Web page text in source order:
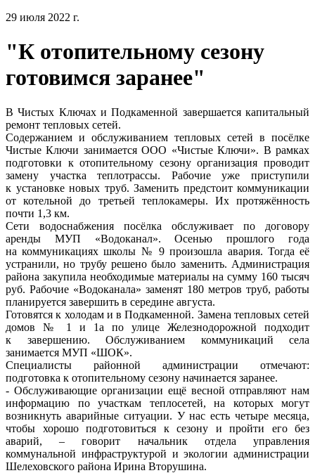
29 июля 2022 г.
"К отопительному сезону
готовимся заранее"
В Чистых Ключах и Подкаменной завершается капитальный
ремонт тепловых сетей.
Содержанием и обслуживанием тепловых сетей в посёлке
Чистые Ключи занимается ООО «Чистые Ключи». В рамках
подготовки к отопительному сезону организация проводит
замену участка теплотрассы. Рабочие уже приступили
к установке новых труб. Заменить предстоит коммуникации
от котельной до третьей теплокамеры. Их протяжённость
почти 1,3 км.
Сети водоснабжения посёлка обслуживает по договору
аренды МУП «Водоканал». Осенью прошлого года
на коммуникациях школы № 9 произошла авария. Тогда её
устранили, но трубу решено было заменить. Администрация
района закупила необходимые материалы на сумму 160 тысяч
руб. Рабочие «Водоканала» заменят 180 метров труб, работы
планируется завершить в середине августа.
Готовятся к холодам и в Подкаменной. Замена тепловых сетей
домов № 1 и 1а по улице Железнодорожной подходит
к завершению. Обслуживанием коммуникаций села
занимается МУП «ШОК».
Специалисты районной администрации отмечают:
подготовка к отопительному сезону начинается заранее.
- Обслуживающие организации ещё весной отправляют нам
информацию по участкам теплосетей, на которых могут
возникнуть аварийные ситуации. У нас есть четыре месяца,
чтобы хорошо подготовиться к сезону и пройти его без
аварий, – говорит начальник отдела управления
коммунальной инфраструктурой и экологии администрации
Шелеховского района Ирина Вторушина.